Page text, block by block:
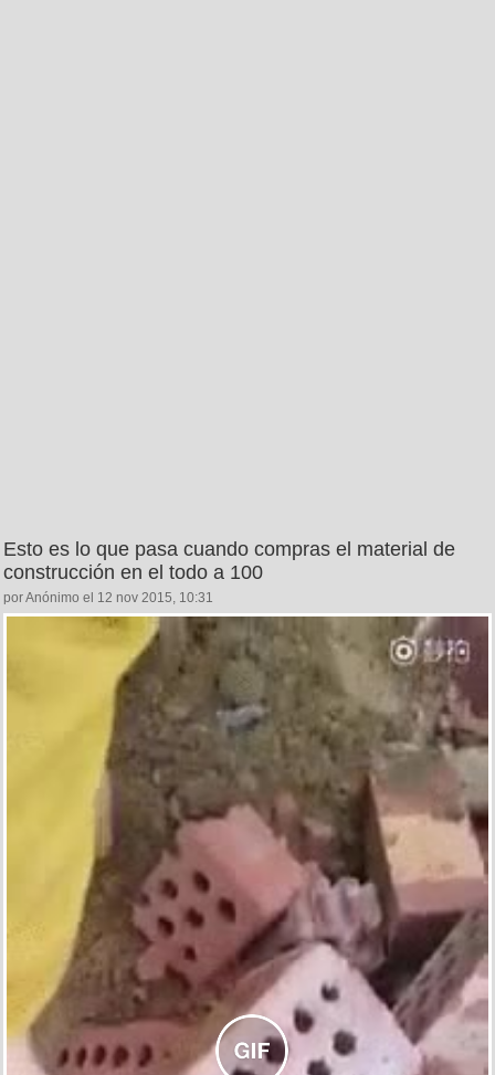
Esto es lo que pasa cuando compras el material de
construcción en el todo a 100
por Anónimo el 12 nov 2015, 10:31